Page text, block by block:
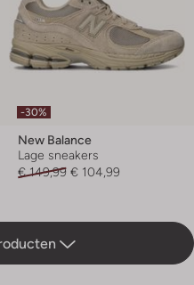
-30%
New Balance
Lage sneakers
€ 149,99 € 104,99